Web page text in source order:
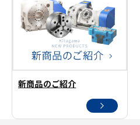
新商品のご紹介